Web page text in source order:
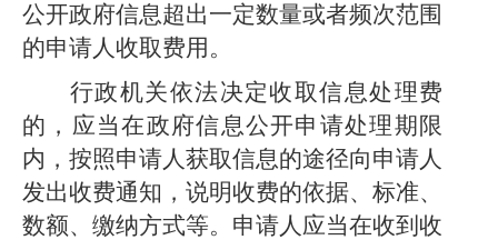
公开政府信息超出一定数量或者频次范围
的申请人收取费用。
行政机关依法决定收取信息处理费
的，应当在政府信息公开申请处理期限
内，按照申请人获取信息的途径向申请人
发出收费通知，说明收费的依据、标准、
数额、缴纳方式等。申请人应当在收到收